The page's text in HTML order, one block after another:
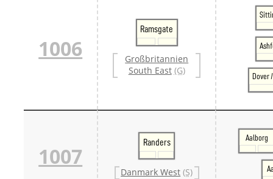
1006
Ramsgate
Großbritannien
South East (G)
Dover
1007
Randers
Danmark West (S)
Aalborg